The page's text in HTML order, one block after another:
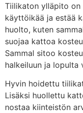
Tiilikaton ylläpito on
käyttöikää ja estää
huolto, kuten
suojaa kattoa
Sammal sitoo
halkeiluun ja lopulta
Hyvin hoidettu
Lisäksi huollettu
nostaa kiinteistön